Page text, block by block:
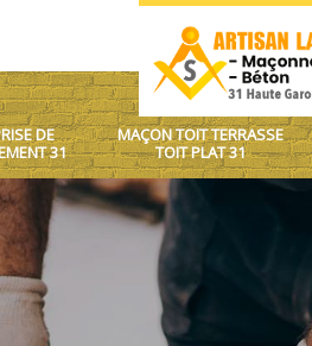
DE
31
MAÇON TOIT TERRASSE
TOIT PLAT 31